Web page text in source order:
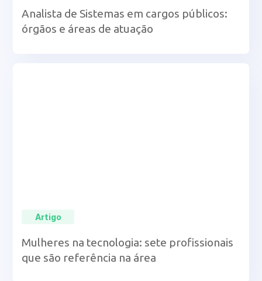
Analista de Sistemas em cargos públicos:
órgãos e áreas de atuação
Artigo
Mulheres na tecnologia: sete profissionais
que são referência na área